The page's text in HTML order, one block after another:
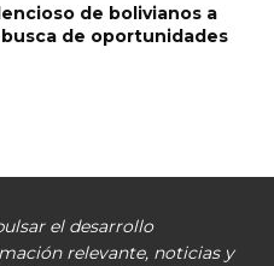
de bolivianos a
de oportunidades
el desarrollo
relevante, noticias y